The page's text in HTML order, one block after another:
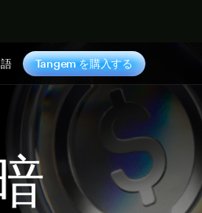
Tangem を購入する